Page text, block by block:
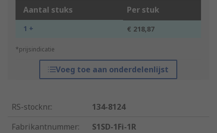
Aantal stuks Per stuk
1 + € 218,87
*prijsindicatie
Voeg toe aan onderdelenlijst
RS-stocknr.:
134-8124
Fabrikantnummer:
S1SD-1Fi-1R